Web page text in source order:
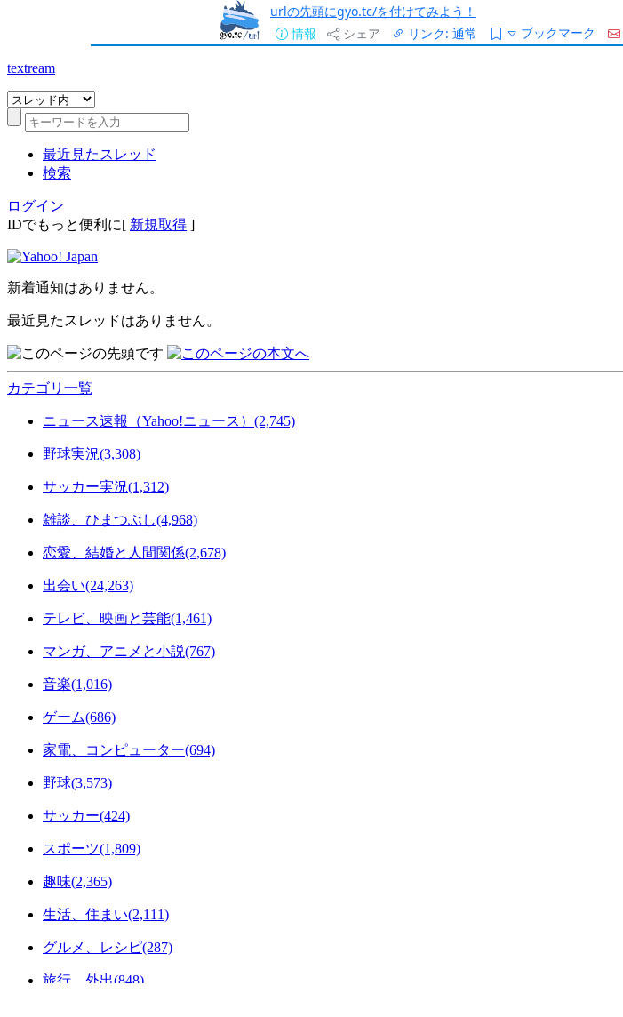
urlの先頭にgyo.tc/を付けてみよう！
情報
シェア リンク: 通常 ブックマーク